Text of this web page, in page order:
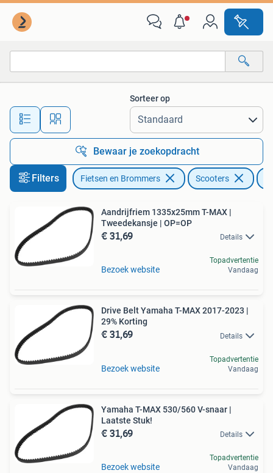
Alle afstanden…
Sorteer op
Bewaar je zoekopdracht
Filters Fietsen en Brommers Scooters
Aandrijfriem 1335x25mm T-MAX |
Tweedekansje | OP=OP
€ 31,69 Details
Bezoek website
Topadvertentie
Vandaag
Drive Belt Yamaha T-MAX 2017-2023 |
29% Korting
€ 31,69 Details
Bezoek website
Topadvertentie
Vandaag
Yamaha T-MAX 530/560 V-snaar |
Laatste Stuk!
€ 31,69 Details
Bezoek website
Topadvertentie
Vandaag